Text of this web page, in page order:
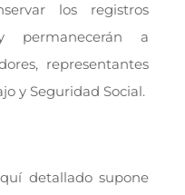
los registros
permanecerán a
representantes
y Seguridad Social.
detallado supone